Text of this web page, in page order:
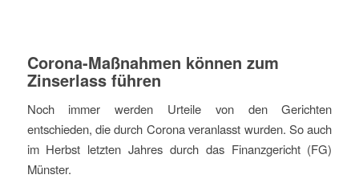
Corona-Maßnahmen können zum
Zinserlass führen
Noch immer werden Urteile von den Gerichten
entschieden, die durch Corona veranlasst wurden. So auch
im Herbst letzten Jahres durch das Finanzgericht (FG)
Münster.